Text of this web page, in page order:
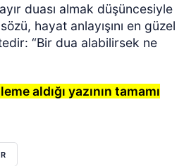
duası almak düşüncesiyle
hayat anlayışını en güzel
“Bir dua alabilirsek ne
aldığı yazının tamamı